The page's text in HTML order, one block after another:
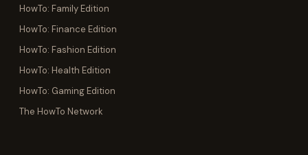
HowTo: Family Edition
HowTo: Finance Edition
HowTo: Fashion Edition
HowTo: Health Edition
HowTo: Gaming Edition
The HowTo Network